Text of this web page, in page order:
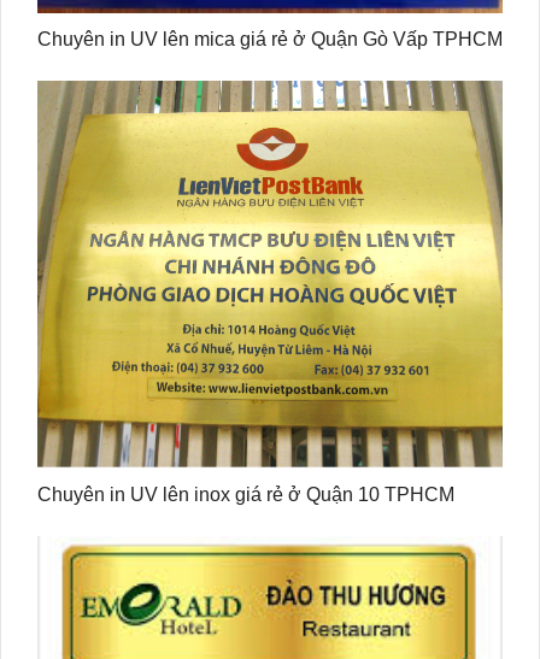
Chuyên in UV lên mica giá rẻ ở Quận Gò Vấp TPHCM
Chuyên in UV lên inox giá rẻ ở Quận 10 TPHCM